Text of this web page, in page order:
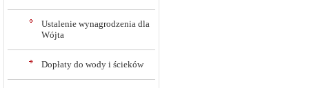
Ustalenie wynagrodzenia dla
Wójta
Dopłaty do wody i ścieków